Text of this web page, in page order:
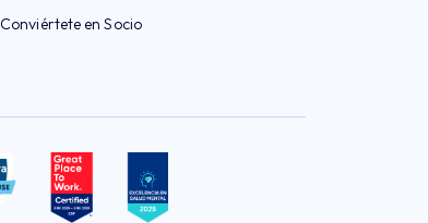
Conviértete en Socio